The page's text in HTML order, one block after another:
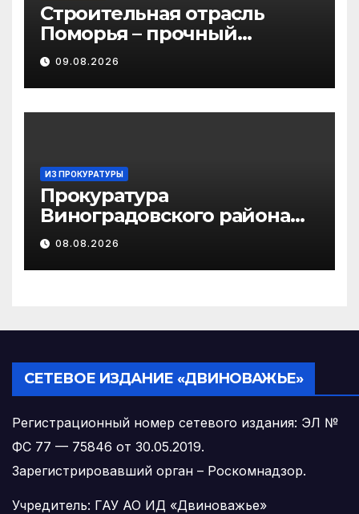
Строительная отрасль
Поморья – прочный
фундамент развития
региона
09.08.2026
ИЗ ПРОКУРАТУРЫ
Прокуратура
Виноградовского района
информирует об
изменениях
законодательства об
08.08.2026
СЕТЕВОЕ ИЗДАНИЕ «ДВИНОВАЖЬЕ»
Регистрационный номер сетевого издания: ЭЛ №
ФС 77 — 75846 от 30.05.2019.
Зарегистрировавший орган – Роскомнадзор.
Учредитель: ГАУ АО ИД «Двиноважье»